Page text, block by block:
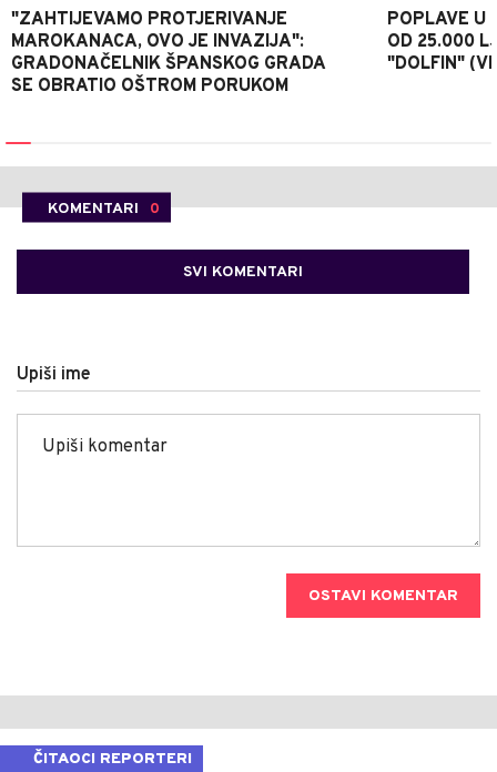
"ZAHTIJEVAMO PROTJERIVANJE
MAROKANACA, OVO JE INVAZIJA":
GRADONAČELNIK ŠPANSKOG GRADA
SE OBRATIO OŠTROM PORUKOM
POPLAVE U
OD 25.000
"DOLFIN"
KOMENTARI 0
SVI KOMENTARI
Upiši ime
OSTAVI KOMENTAR
ČITAOCI REPORTERI